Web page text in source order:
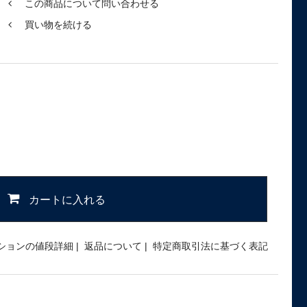
この商品について問い合わせる
買い物を続ける
カートに入れる
ョンの値段詳細 | 返品について | 特定商取引法に基づく表記